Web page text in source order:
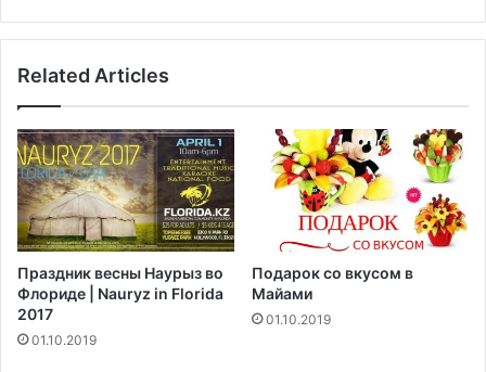
н
л
о
й
г
в
а
р
д
и
и
м
й
н
а
з
а
м
о
р
а
ж
и
Related Articles
Праздник весны Наурыз во
Флориде | Nauryz in Florida
2017
01.10.2019
Подарок со вкусом в
Майами
01.10.2019